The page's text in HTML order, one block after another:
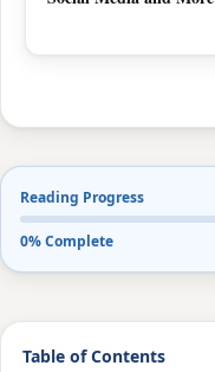
Reading Progress
0% Complete
Table of Contents